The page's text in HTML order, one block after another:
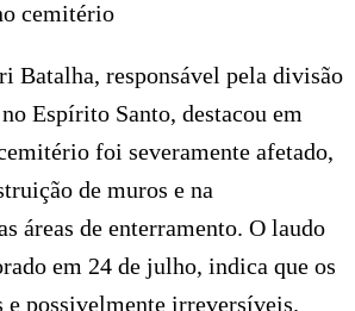
cemitério
Batalha, responsável pela divisão
Espírito Santo, destacou em
foi severamente afetado,
de muros e na
áreas de enterramento. O laudo
em 24 de julho, indica que os
e possivelmente irreversíveis.